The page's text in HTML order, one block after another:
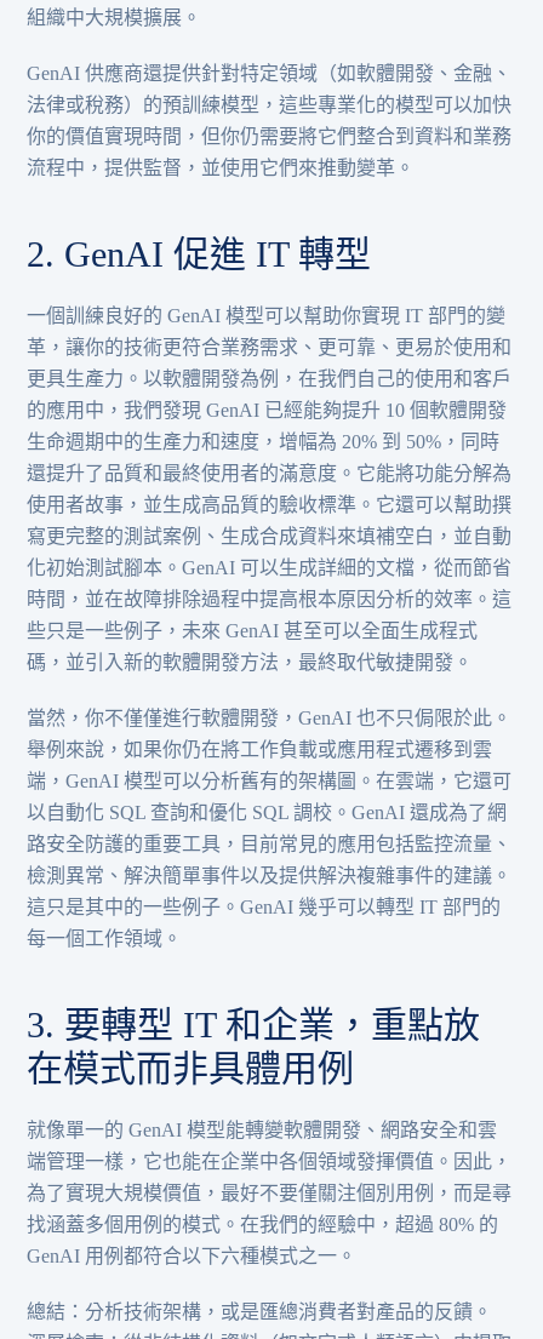
組織中大規模擴展。
GenAI 供應商還提供針對特定領域（如軟體開發、金融、
法律或稅務）的預訓練模型，這些專業化的模型可以加快
你的價值實現時間，但你仍需要將它們整合到資料和業務
流程中，提供監督，並使用它們來推動變革。
2. GenAI 促進 IT 轉型
一個訓練良好的 GenAI 模型可以幫助你實現 IT 部門的變
革，讓你的技術更符合業務需求、更可靠、更易於使用和
更具生產力。以軟體開發為例，在我們自己的使用和客戶
的應用中，我們發現 GenAI 已經能夠提升 10 個軟體開發
生命週期中的生產力和速度，增幅為 20% 到 50%，同時
還提升了品質和最終使用者的滿意度。它能將功能分解為
使用者故事，並生成高品質的驗收標準。它還可以幫助撰
寫更完整的測試案例、生成合成資料來填補空白，並自動
化初始測試腳本。GenAI 可以生成詳細的文檔，從而節省
時間，並在故障排除過程中提高根本原因分析的效率。這
些只是一些例子，未來 GenAI 甚至可以全面生成程式
碼，並引入新的軟體開發方法，最終取代敏捷開發。
當然，你不僅僅進行軟體開發，GenAI 也不只侷限於此。
舉例來說，如果你仍在將工作負載或應用程式遷移到雲
端，GenAI 模型可以分析舊有的架構圖。在雲端，它還可
以自動化 SQL 查詢和優化 SQL 調校。GenAI 還成為了網
路安全防護的重要工具，目前常見的應用包括監控流量、
檢測異常、解決簡單事件以及提供解決複雜事件的建議。
這只是其中的一些例子。GenAI 幾乎可以轉型 IT 部門的
每一個工作領域。
3. 要轉型 IT 和企業，重點放
在模式而非具體用例
就像單一的 GenAI 模型能轉變軟體開發、網路安全和雲
端管理一樣，它也能在企業中各個領域發揮價值。因此，
為了實現大規模價值，最好不要僅關注個別用例，而是尋
找涵蓋多個用例的模式。在我們的經驗中，超過 80% 的
GenAI 用例都符合以下六種模式之一。
總結：分析技術架構，或是匯總消費者對產品的反饋。